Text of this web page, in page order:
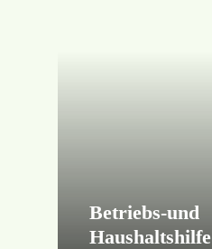
Betriebs-und
Haushaltshilfe